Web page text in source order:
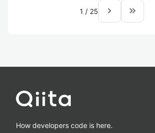
1 / 25 navigate_next keyboard_double_arrow_right
How developers code is here.